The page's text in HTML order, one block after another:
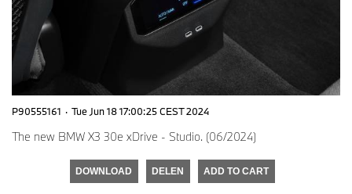
P90555161 · Tue Jun 18 17:00:25 CEST 2024
The new BMW X3 30e xDrive - Studio. (06/2024)
DOWNLOAD DELEN ADD TO CART